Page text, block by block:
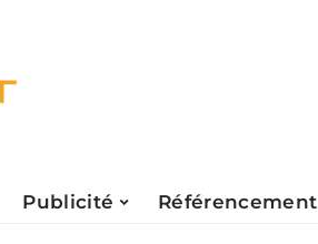
Publicité Référencement